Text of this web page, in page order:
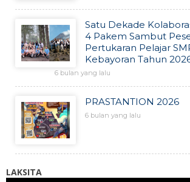
Satu Dekade
4 Pakem Sambut
Pertukaran Pelajar
Kebayoran Tahun
6 bulan yang lalu
PRASTANTION 2026
6 bulan yang lalu
LAKSITA